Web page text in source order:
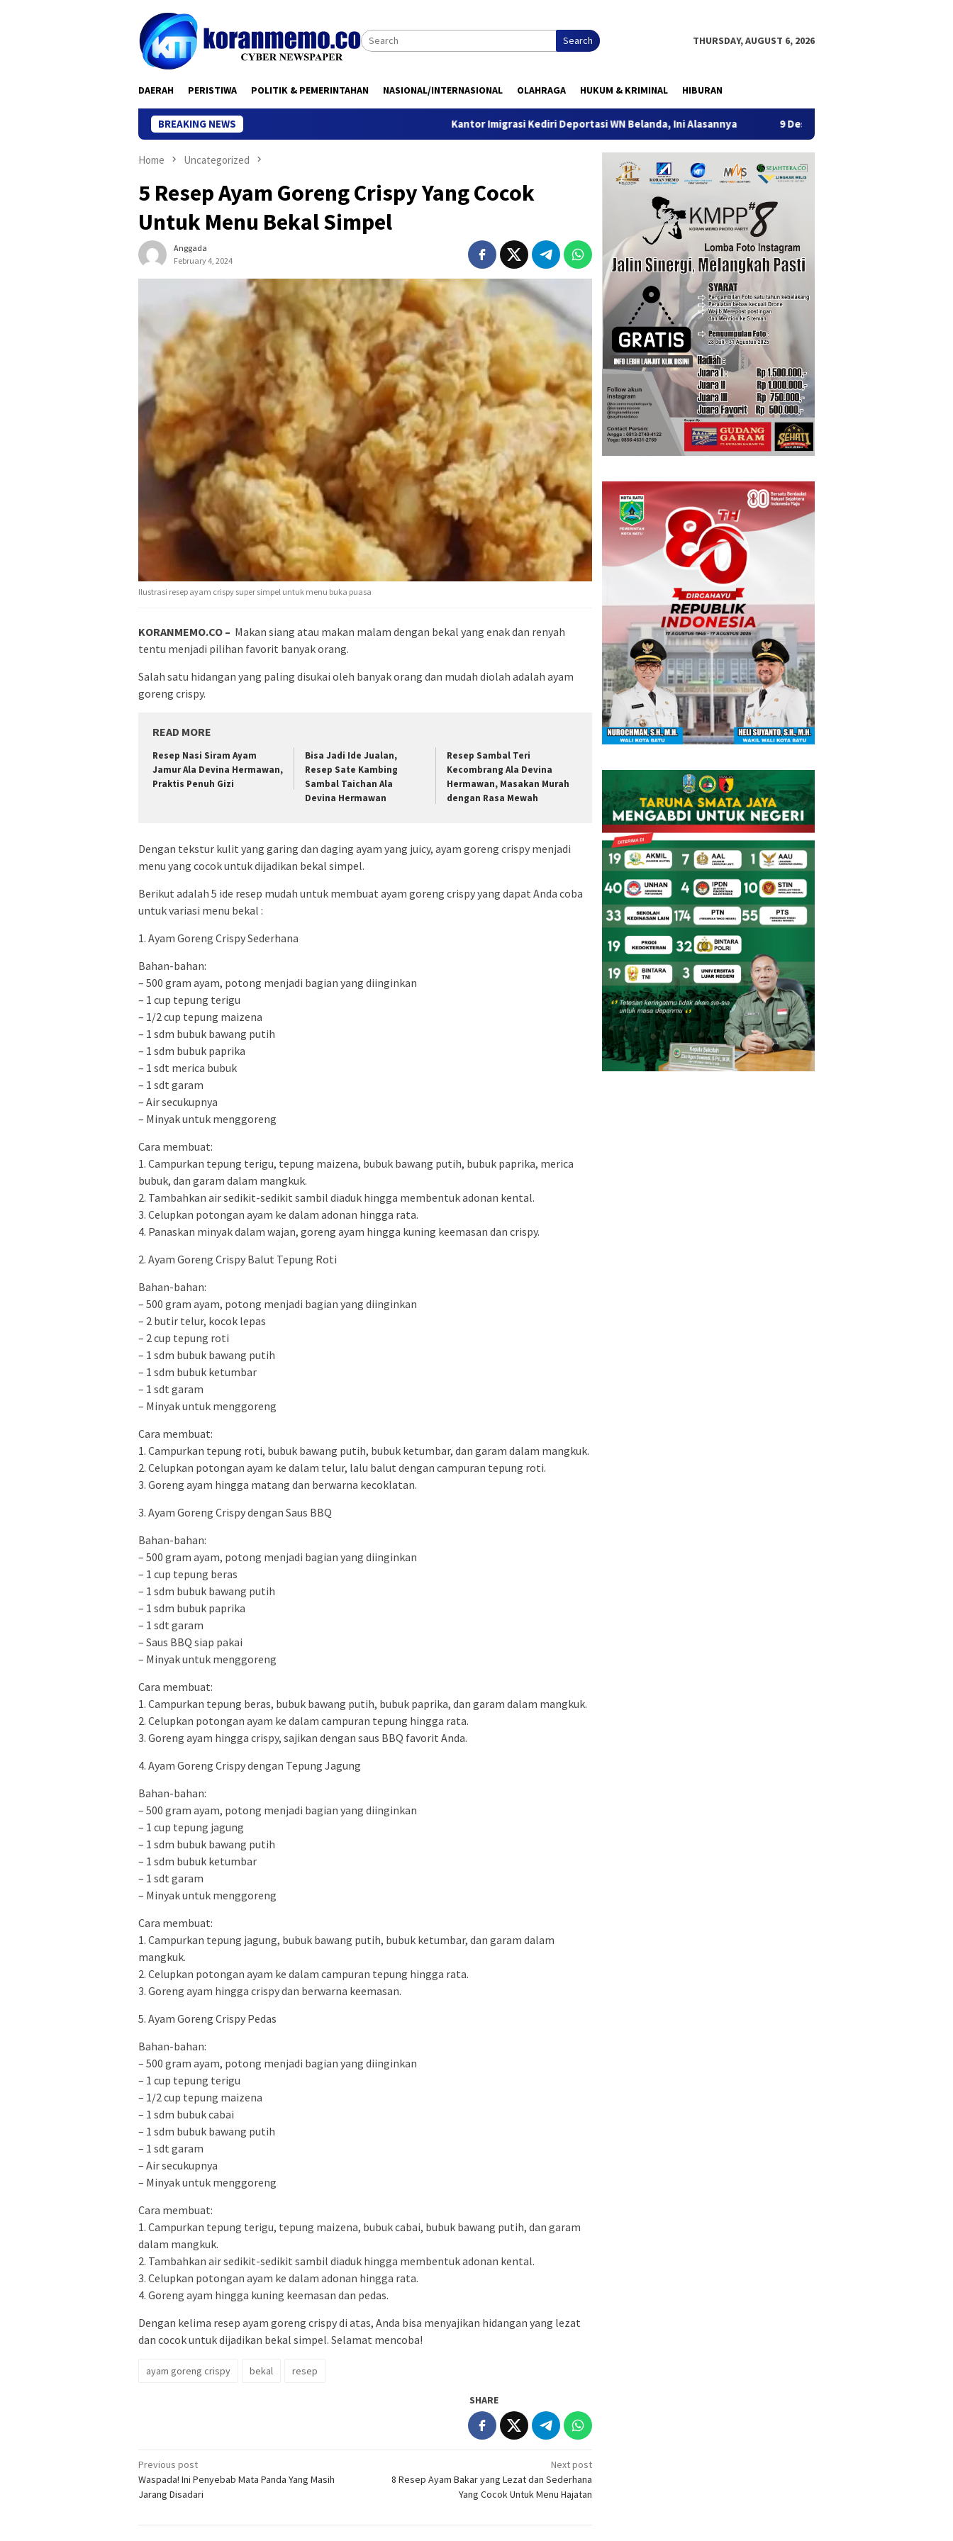
Search THURSDAY, AUGUST 6, 2026
DAERAH PERISTIWA POLITIK & PEMERINTAHAN NASIONAL/INTERNASIONAL OLAHRAGA HUKUM & KRIMINAL HIBURAN
BREAKING NEWS Kantor Imigrasi Kediri Deportasi WN Belanda, Ini Alasannya 9 Desa di 6 Kecamatan Tulungagung Alami
Home Uncategorized
5 Resep Ayam Goreng Crispy Yang Cocok
Untuk Menu Bekal Simpel
Anggada
February 4, 2024
Ilustrasi resep ayam crispy super simpel untuk menu buka puasa
KORANMEMO.CO – Makan siang atau makan malam dengan bekal yang enak dan renyah
tentu menjadi pilihan favorit banyak orang.
Salah satu hidangan yang paling disukai oleh banyak orang dan mudah diolah adalah ayam
goreng crispy.
READ MORE
Resep Nasi Siram Ayam
Jamur Ala Devina Hermawan,
Praktis Penuh Gizi
Bisa Jadi Ide Jualan,
Resep Sate Kambing
Sambal Taichan Ala
Devina Hermawan
Resep Sambal Teri
Kecombrang Ala Devina
Hermawan, Masakan Murah
dengan Rasa Mewah
Dengan tekstur kulit yang garing dan daging ayam yang juicy, ayam goreng crispy menjadi
menu yang cocok untuk dijadikan bekal simpel.
Berikut adalah 5 ide resep mudah untuk membuat ayam goreng crispy yang dapat Anda coba
untuk variasi menu bekal :
1. Ayam Goreng Crispy Sederhana
Bahan-bahan:
– 500 gram ayam, potong menjadi bagian yang diinginkan
– 1 cup tepung terigu
– 1/2 cup tepung maizena
– 1 sdm bubuk bawang putih
– 1 sdm bubuk paprika
– 1 sdt merica bubuk
– 1 sdt garam
– Air secukupnya
– Minyak untuk menggoreng
Cara membuat:
1. Campurkan tepung terigu, tepung maizena, bubuk bawang putih, bubuk paprika, merica
bubuk, dan garam dalam mangkuk.
2. Tambahkan air sedikit-sedikit sambil diaduk hingga membentuk adonan kental.
3. Celupkan potongan ayam ke dalam adonan hingga rata.
4. Panaskan minyak dalam wajan, goreng ayam hingga kuning keemasan dan crispy.
2. Ayam Goreng Crispy Balut Tepung Roti
Bahan-bahan:
– 500 gram ayam, potong menjadi bagian yang diinginkan
– 2 butir telur, kocok lepas
– 2 cup tepung roti
– 1 sdm bubuk bawang putih
– 1 sdm bubuk ketumbar
– 1 sdt garam
– Minyak untuk menggoreng
Cara membuat:
1. Campurkan tepung roti, bubuk bawang putih, bubuk ketumbar, dan garam dalam mangkuk.
2. Celupkan potongan ayam ke dalam telur, lalu balut dengan campuran tepung roti.
3. Goreng ayam hingga matang dan berwarna kecoklatan.
3. Ayam Goreng Crispy dengan Saus BBQ
Bahan-bahan:
– 500 gram ayam, potong menjadi bagian yang diinginkan
– 1 cup tepung beras
– 1 sdm bubuk bawang putih
– 1 sdm bubuk paprika
– 1 sdt garam
– Saus BBQ siap pakai
– Minyak untuk menggoreng
Cara membuat:
1. Campurkan tepung beras, bubuk bawang putih, bubuk paprika, dan garam dalam mangkuk.
2. Celupkan potongan ayam ke dalam campuran tepung hingga rata.
3. Goreng ayam hingga crispy, sajikan dengan saus BBQ favorit Anda.
4. Ayam Goreng Crispy dengan Tepung Jagung
Bahan-bahan:
– 500 gram ayam, potong menjadi bagian yang diinginkan
– 1 cup tepung jagung
– 1 sdm bubuk bawang putih
– 1 sdm bubuk ketumbar
– 1 sdt garam
– Minyak untuk menggoreng
Cara membuat:
1. Campurkan tepung jagung, bubuk bawang putih, bubuk ketumbar, dan garam dalam
mangkuk.
2. Celupkan potongan ayam ke dalam campuran tepung hingga rata.
3. Goreng ayam hingga crispy dan berwarna keemasan.
5. Ayam Goreng Crispy Pedas
Bahan-bahan:
– 500 gram ayam, potong menjadi bagian yang diinginkan
– 1 cup tepung terigu
– 1/2 cup tepung maizena
– 1 sdm bubuk cabai
– 1 sdm bubuk bawang putih
– 1 sdt garam
– Air secukupnya
– Minyak untuk menggoreng
Cara membuat:
1. Campurkan tepung terigu, tepung maizena, bubuk cabai, bubuk bawang putih, dan garam
dalam mangkuk.
2. Tambahkan air sedikit-sedikit sambil diaduk hingga membentuk adonan kental.
3. Celupkan potongan ayam ke dalam adonan hingga rata.
4. Goreng ayam hingga kuning keemasan dan pedas.
Dengan kelima resep ayam goreng crispy di atas, Anda bisa menyajikan hidangan yang lezat
dan cocok untuk dijadikan bekal simpel. Selamat mencoba!
ayam goreng crispy bekal resep
SHARE
Post
navigation
Previous post
Waspada! Ini Penyebab Mata Panda Yang Masih
Jarang Disadari
Next post
8 Resep Ayam Bakar yang Lezat dan Sederhana
Yang Cocok Untuk Menu Hajatan